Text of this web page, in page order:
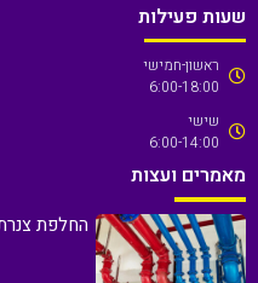
שעות פעילות
ראשון-חמישי
6:00-18:00
שישי
6:00-14:00
מאמרים ועצות
החלפת